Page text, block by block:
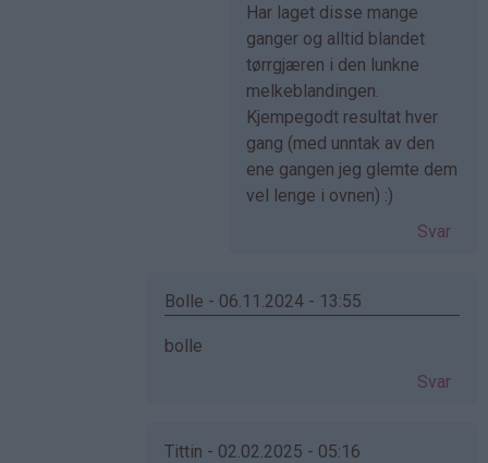
Som
svar
på
av
Anonym
(ikke
bekreftet)
Har laget disse mange
ganger og alltid blandet
tørrgjæren i den lunkne
melkeblandingen.
Kjempegodt resultat hver
gang (med unntak av den
ene gangen jeg glemte dem
vel lenge i ovnen) :)
Svar
Bolle - 06.11.2024 - 13:55
Som
Cecilie
bolle
Svar
Tittin - 02.02.2025 - 05:16